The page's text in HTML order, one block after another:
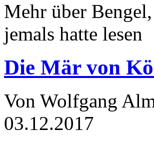
Mehr über
jemals hatte lesen
Die Mär von
Von Wolfgang
03.12.2017